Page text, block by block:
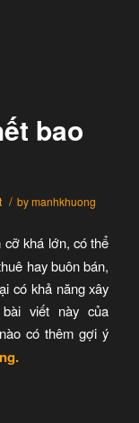
bao
/ bymanhkhuong
cỡ khá lớn, có thể
hay buôn bán,
có khả năng xây
viết này của
có thêm gợi ý